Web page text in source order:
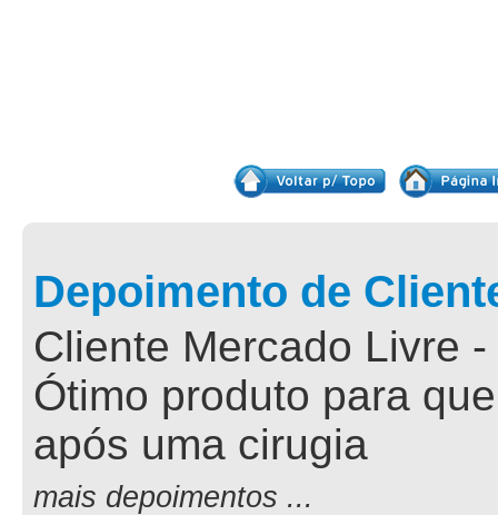
Depoimento de
Cliente Mercado Livre
Ótimo produto para
após uma cirugia
mais depoimentos ...